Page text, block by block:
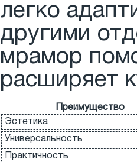
легко
другими
мрамор
расширяет
Преимущество
Эстетика
Универсальность
Практичность